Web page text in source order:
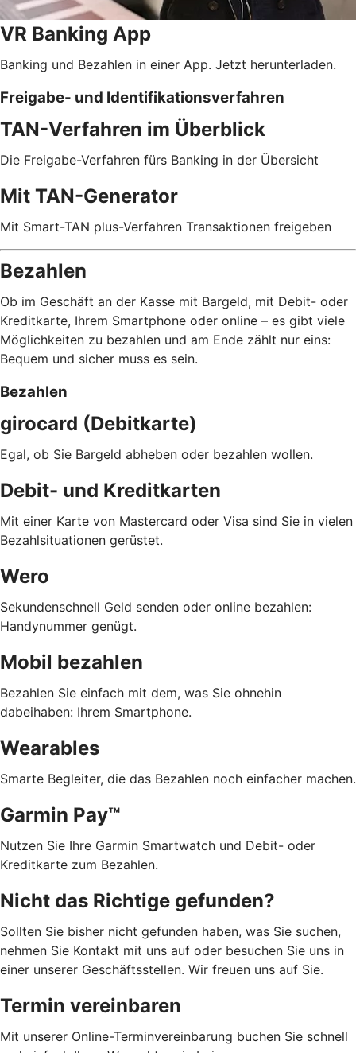
VR Banking App
Banking und Bezahlen in einer App. Jetzt herunterladen.
Freigabe- und Identifikationsverfahren
TAN-Verfahren im Überblick
Die Freigabe-Verfahren fürs Banking in der Übersicht
Mit TAN-Generator
Mit Smart-TAN plus-Verfahren Transaktionen freigeben
Bezahlen
Ob im Geschäft an der Kasse mit Bargeld, mit Debit- oder
Kreditkarte, Ihrem Smartphone oder online – es gibt viele
Möglichkeiten zu bezahlen und am Ende zählt nur eins:
Bequem und sicher muss es sein.
Bezahlen
girocard (Debitkarte)
Egal, ob Sie Bargeld abheben oder bezahlen wollen.
Debit- und Kreditkarten
Mit einer Karte von Mastercard oder Visa sind Sie in vielen
Bezahlsituationen gerüstet.
Wero
Sekundenschnell Geld senden oder online bezahlen:
Handynummer genügt.
Mobil bezahlen
Bezahlen Sie einfach mit dem, was Sie ohnehin
dabeihaben: Ihrem Smartphone.
Wearables
Smarte Begleiter, die das Bezahlen noch einfacher machen.
Garmin Pay™
Nutzen Sie Ihre Garmin Smartwatch und Debit- oder
Kreditkarte zum Bezahlen.
Nicht das Richtige gefunden?
Sollten Sie bisher nicht gefunden haben, was Sie suchen,
nehmen Sie Kontakt mit uns auf oder besuchen Sie uns in
einer unserer Geschäftsstellen. Wir freuen uns auf Sie.
Termin vereinbaren
Mit unserer Online-Terminvereinbarung buchen Sie schnell